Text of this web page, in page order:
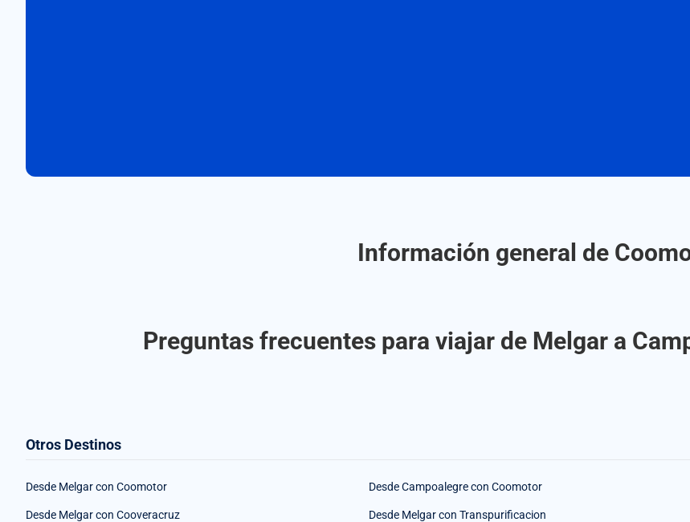
Información general de
Preguntas frecuentes para viajar de Melgar a
Otros Destinos
Desde Melgar con Coomotor Desde Campoalegre con Coomotor
Desde Melgar con Cooveracruz Desde Melgar con Transpurificacion